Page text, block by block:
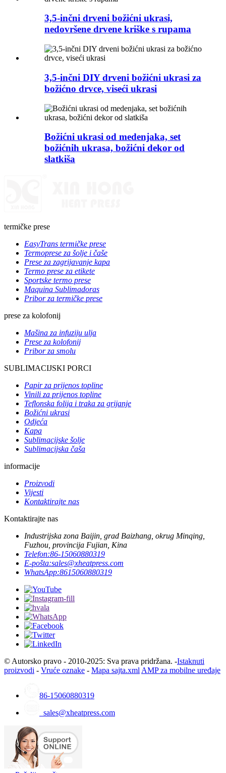
3,5-inčni drveni božićni ukrasi,
nedovršene drvene kriške s rupama
3,5-inčni DIY drveni božićni ukrasi za
božićno drvce, viseći ukrasi
Božićni ukrasi od medenjaka, set
božićnih ukrasa, božićni dekor od
slatkiša
termičke prese
EasyTrans termičke prese
Termoprese za šolje i čaše
Prese za zagrijavanje kapa
Termo prese za etikete
Sportske termo prese
Maquina Sublimadoras
Pribor za termičke prese
prese za kolofonij
Mašina za infuziju ulja
Prese za kolofonij
Pribor za smolu
SUBLIMACIJSKI PORCI
Papir za prijenos topline
Vinili za prijenos topline
Teflonska folija i traka za grijanje
Božićni ukrasi
Odjeća
Kapa
Sublimacijske šolje
Sublimacijska čaša
informacije
Proizvodi
Vijesti
Kontaktirajte nas
Kontaktirajte nas
Industrijska zona Baijin, grad Baizhang, okrug Minqing,
Fuzhou, provincija Fujian, Kina
Telefon:86-15060880319
E-pošta:sales@xheatpress.com
WhatsApp:8615060880319
© Autorsko pravo - 2010-2025: Sva prava pridržana. -Istaknuti
proizvodi - Vruće oznake - Mapa sajta.xml AMP za mobilne uređaje
86-15060880319
sales@xheatpress.com